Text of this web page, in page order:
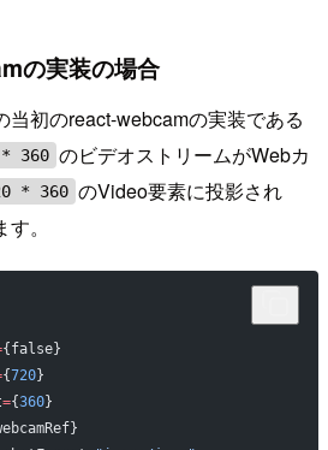
の実装の場合
当初のreact-webcamの実装である
360 のビデオストリームがWebカ
* 360 のVideo要素に投影され
。
{false}
{720}
={360}